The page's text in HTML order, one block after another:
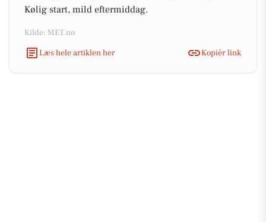
Kølig start, mild eftermiddag.
Kilde: MET.no
Læs hele artiklen her
Kopiér link